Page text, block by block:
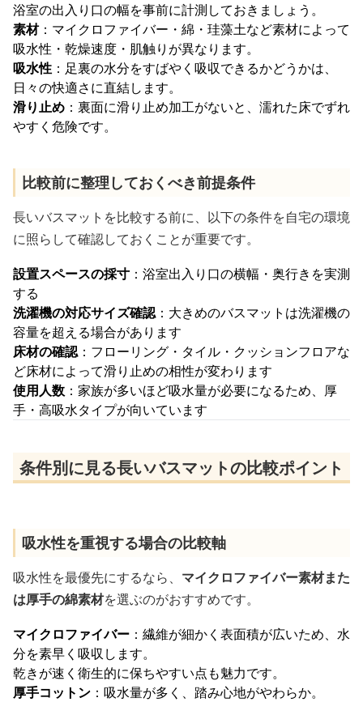
浴室の出入り口の幅を事前に計測しておきましょう。
素材：マイクロファイバー・綿・珪藻土など素材によって
吸水性・乾燥速度・肌触りが異なります。
吸水性 ：足裏の水分をすばやく吸収できるかどうかは、
日々の快適さに直結します。
滑り止め ：裏面に滑り止め加工がないと、濡れた床でずれ
やすく危険です。
比較前に整理しておくべき前提条件
長いバスマットを比較する前に、以下の条件を自宅の環境
に照らして確認しておくことが重要です。
設置スペースの採寸 ：浴室出入り口の横幅・奥行きを実測
する
洗濯機の対応サイズ確認：大きめのバスマットは洗濯機の
容量を超える場合があります
床材の確認：フローリング・タイル・クッションフロアな
ど床材によって滑り止めの相性が変わります
使用人数 ：家族が多いほど吸水量が必要になるため、厚
手・高吸水タイプが向いています
条件別に見る長いバスマットの比較ポイント
吸水性を重視する場合の比較軸
吸水性を最優先にするなら、 マイクロファイバー素材また
は厚手の綿素材を選ぶのがおすすめです。
マイクロファイバー ：繊維が細かく表面積が広いため、水
分を素早く吸収します。
乾きが速く衛生的に保ちやすい点も魅力です。
厚手コットン ：吸水量が多く、踏み心地がやわらか。